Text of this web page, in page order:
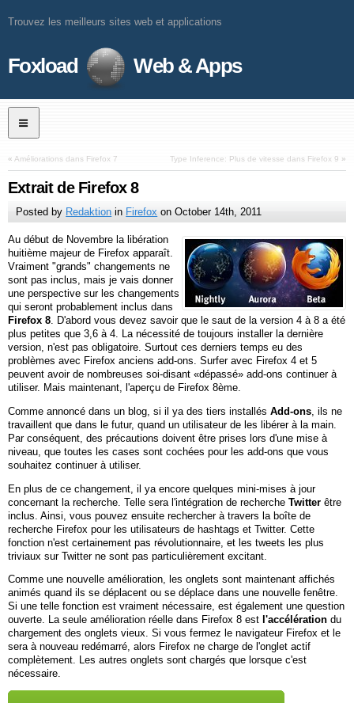
Trouvez les meilleurs sites web et applications
Foxload Web & Apps
« Améliorations dans Firefox 7 Type Inference: Plus de vitesse dans Firefox 9 »
Extrait de Firefox 8
Posted by Redaktion in Firefox onOctober 14th, 2011
Au début de Novembre la libération
huitième majeur de Firefox apparaît.
Vraiment "grands" changements ne
sont pas inclus, mais je vais donner
une perspective sur les changements
qui seront probablement inclus dans
Firefox 8. D'abord vous devez savoir que le saut de la version 4 à 8 a été
plus petites que 3,6 à 4. La nécessité de toujours installer la dernière
version, n'est pas obligatoire. Surtout ces derniers temps eu des
problèmes avec Firefox anciens add-ons. Surfer avec Firefox 4 et 5
peuvent avoir de nombreuses soi-disant «dépassé» add-ons continuer à
utiliser. Mais maintenant, l'aperçu de Firefox 8ème.
Comme annoncé dans un blog, si il ya des tiers installés Add-ons , ils ne
travaillent que dans le futur, quand un utilisateur de les libérer à la main.
Par conséquent, des précautions doivent être prises lors d'une mise à
niveau, que toutes les cases sont cochées pour les add-ons que vous
souhaitez continuer à utiliser.
En plus de ce changement, il ya encore quelques mini-mises à jour
concernant la recherche. Telle sera l'intégration de recherche Twitter être
inclus. Ainsi, vous pouvez ensuite rechercher à travers la boîte de
recherche Firefox pour les utilisateurs de hashtags et Twitter. Cette
fonction n'est certainement pas révolutionnaire, et les tweets les plus
triviaux sur Twitter ne sont pas particulièrement excitant.
Comme une nouvelle amélioration, les onglets sont maintenant affichés
animés quand ils se déplacent ou se déplace dans une nouvelle fenêtre.
Si une telle fonction est vraiment nécessaire, est également une question
ouverte. La seule amélioration réelle dans Firefox 8 est l'accélération du
chargement des onglets vieux. Si vous fermez le navigateur Firefox et le
sera à nouveau redémarré, alors Firefox ne charge de l'onglet actif
complètement. Les autres onglets sont chargés que lorsque c'est
nécessaire.